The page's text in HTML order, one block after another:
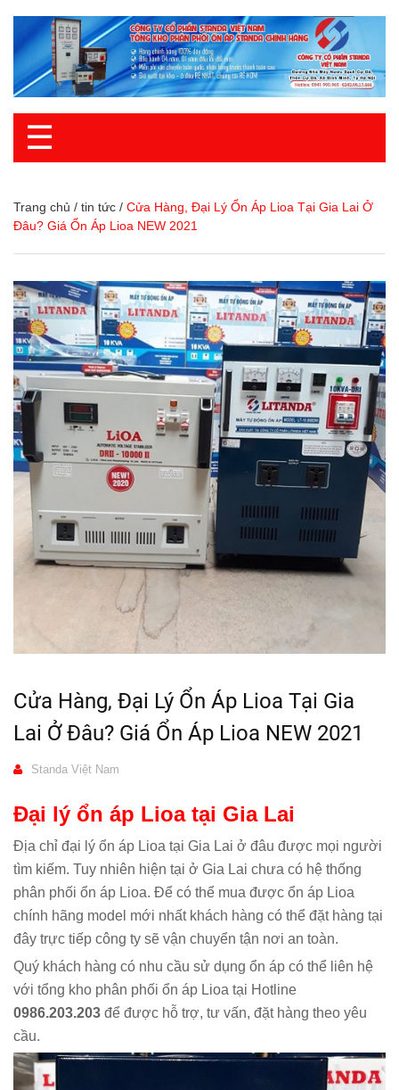
☰
Trang chủ / tin tức / Cửa Hàng, Đại Lý Ổn Áp Lioa Tại Gia Lai Ở
Đâu? Giá Ổn Áp Lioa NEW 2021
Cửa Hàng, Đại Lý Ổn Áp Lioa Tại Gia
Lai Ở Đâu? Giá Ổn Áp Lioa NEW 2021
Standa Việt Nam
Đại lý ổn áp Lioa tại Gia Lai
Địa chỉ đại lý ổn áp Lioa tại Gia Lai ở đâu được mọi người
tìm kiếm. Tuy nhiên hiện tại ở Gia Lai chưa có hệ thống
phân phối ổn áp Lioa. Để có thể mua được ổn áp Lioa
chính hãng model mới nhất khách hàng có thể đặt hàng tại
đây trực tiếp công ty sẽ vận chuyển tận nơi an toàn.
Quý khách hàng có nhu cầu sử dụng ổn áp có thể liên hệ
với tổng kho phân phối ổn áp Lioa tại Hotline
0986.203.203 để được hỗ trợ, tư vấn, đặt hàng theo yêu
cầu.